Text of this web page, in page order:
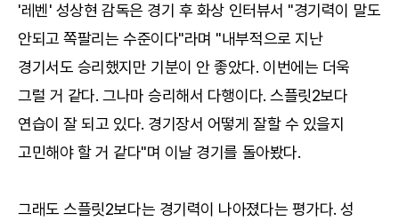
'레벤' 성상현 감독은 경기 후 화상 인터뷰서 "경기력이 말도
안되고 쪽팔리는 수준이다"라며 "내부적으로 지난
경기서도 승리했지만 기분이 안 좋았다. 이번에는 더욱
그럴 거 같다. 그나마 승리해서 다행이다. 스플릿2보다
연습이 잘 되고 있다. 경기장서 어떻게 잘할 수 있을지
고민해야 할 거 같다"며 이날 경기를 돌아봤다.
그래도 스플릿2보다는 경기력이 나아졌다는 평가다. 성